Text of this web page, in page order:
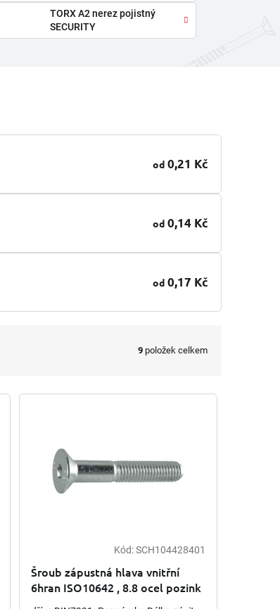
TORX A2 nerez pojistný
SECURITY
od 0,21 Kč
od 0,14 Kč
od 0,17 Kč
9 položek celkem
Kód:SCH104428401
Šroub zápustná hlava vnitřní
6hran ISO10642 , 8.8 ocel pozink